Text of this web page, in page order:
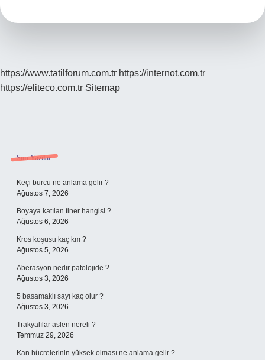
https://www.tatilforum.com.tr https://internot.com.tr
https://eliteco.com.tr Sitemap
Sidebar
Son Yazılar
Keçi burcu ne anlama gelir ?
Ağustos 7, 2026
Boyaya katılan tiner hangisi ?
Ağustos 6, 2026
Kros koşusu kaç km ?
Ağustos 5, 2026
Aberasyon nedir patolojide ?
Ağustos 3, 2026
5 basamaklı sayı kaç olur ?
Ağustos 3, 2026
Trakyalılar aslen nereli ?
Temmuz 29, 2026
Kan hücrelerinin yüksek olması ne anlama gelir ?